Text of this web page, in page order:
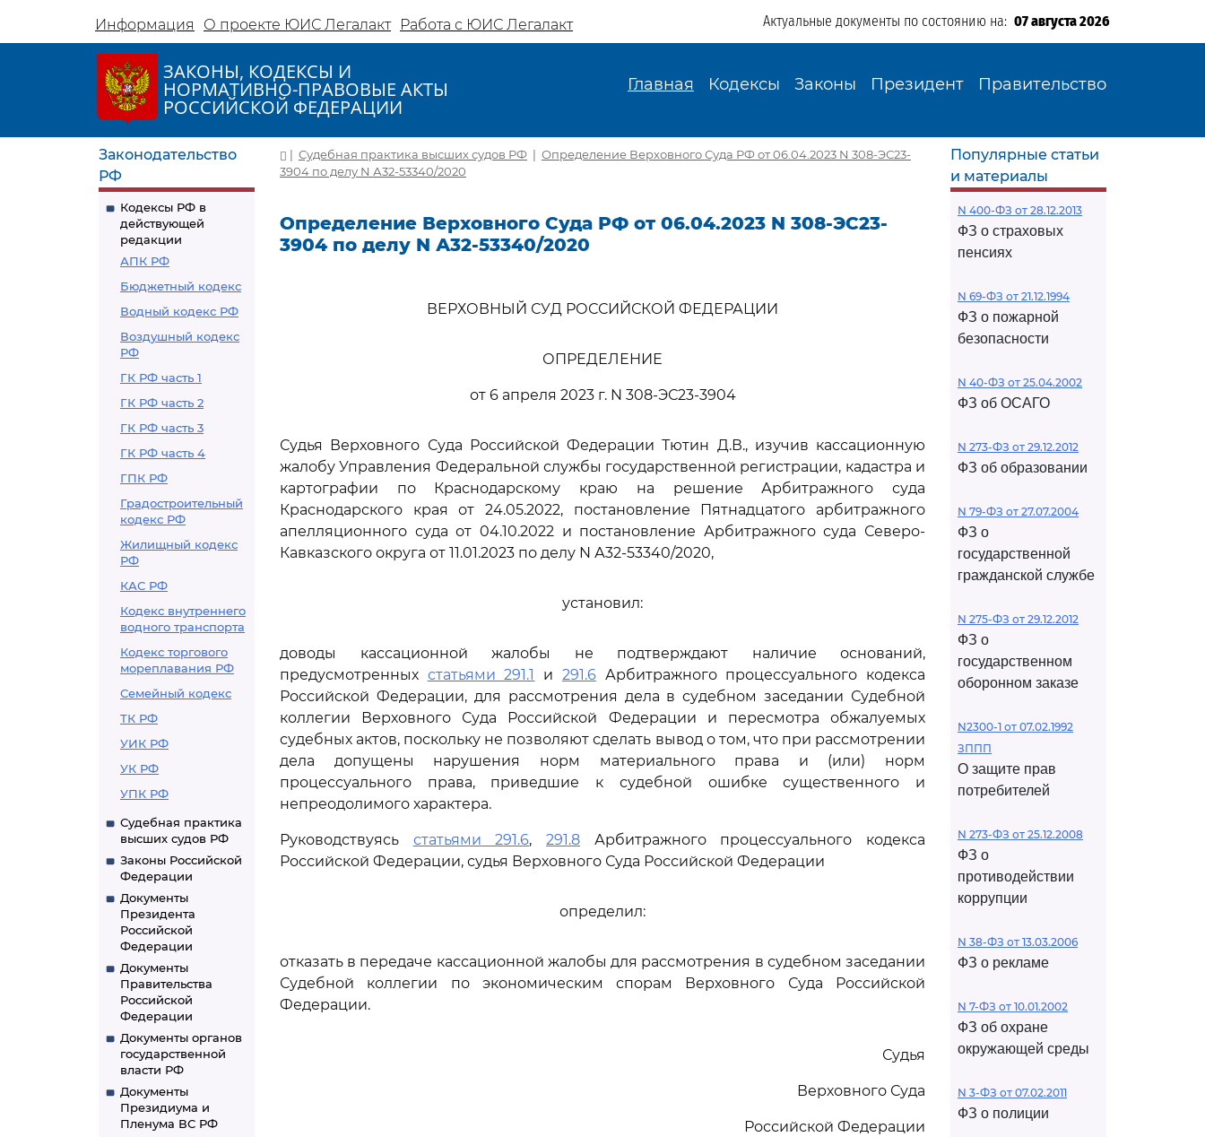
Информация О проекте ЮИС Легалакт Работа с ЮИС Легалакт Актуальные документы по состоянию на: 07 августа 2026
ЗАКОНЫ, КОДЕКСЫ И
НОРМАТИВНО-ПРАВОВЫЕ АКТЫ
РОССИЙСКОЙ ФЕДЕРАЦИИ
Главная Кодексы Законы Президент Правительство
Законодательство
РФ
Кодексы РФ в
действующей
редакции
АПК РФ
Бюджетный кодекс
Водный кодекс РФ
Воздушный кодекс
РФ
ГК РФ часть 1
ГК РФ часть 2
ГК РФ часть 3
ГК РФ часть 4
ГПК РФ
Градостроительный
кодекс РФ
Жилищный кодекс
РФ
КАС РФ
Кодекс внутреннего
водного транспорта
Кодекс торгового
мореплавания РФ
Семейный кодекс
ТК РФ
УИК РФ
УК РФ
УПК РФ
Судебная практика
высших судов РФ
Законы Российской
Федерации
Документы
Президента
Российской
Федерации
Документы
Правительства
Российской
Федерации
Документы органов
государственной
власти РФ
Документы
Президиума и
Пленума ВС РФ
| Судебная практика высших судов РФ | Определение Верховного Суда РФ от 06.04.2023 N 308-ЭС23-
3904 по делу N А32-53340/2020
Определение Верховного Суда РФ от 06.04.2023 N 308-ЭС23-
3904 по делу N А32-53340/2020
ВЕРХОВНЫЙ СУД РОССИЙСКОЙ ФЕДЕРАЦИИ
ОПРЕДЕЛЕНИЕ
от 6 апреля 2023 г. N 308-ЭС23-3904
Судья Верховного Суда Российской Федерации Тютин Д.В., изучив кассационную
жалобу Управления Федеральной службы государственной регистрации, кадастра и
картографии по Краснодарскому краю на решение Арбитражного суда
Краснодарского края от 24.05.2022, постановление Пятнадцатого арбитражного
апелляционного суда от 04.10.2022 и постановление Арбитражного суда Северо-
Кавказского округа от 11.01.2023 по делу N А32-53340/2020,
установил:
доводы кассационной жалобы не подтверждают наличие оснований,
предусмотренных статьями 291.1 и 291.6Арбитражного процессуального кодекса
Российской Федерации, для рассмотрения дела в судебном заседании Судебной
коллегии Верховного Суда Российской Федерации и пересмотра обжалуемых
судебных актов, поскольку не позволяют сделать вывод о том, что при рассмотрении
дела допущены нарушения норм материального права и (или) норм
процессуального права, приведшие к судебной ошибке существенного и
непреодолимого характера.
Руководствуясь статьями 291.6,291.8 Арбитражного процессуального кодекса
Российской Федерации, судья Верховного Суда Российской Федерации
определил:
отказать в передаче кассационной жалобы для рассмотрения в судебном заседании
Судебной коллегии по экономическим спорам Верховного Суда Российской
Федерации.
Судья
Верховного Суда
Российской Федерации
Популярные статьи
и материалы
N 400-ФЗ от 28.12.2013
ФЗ о страховых
пенсиях
N 69-ФЗ от 21.12.1994
ФЗ о пожарной
безопасности
N 40-ФЗ от 25.04.2002
ФЗ об ОСАГО
N 273-ФЗ от 29.12.2012
ФЗ об образовании
N 79-ФЗ от 27.07.2004
ФЗ о
государственной
гражданской службе
N 275-ФЗ от 29.12.2012
ФЗ о
государственном
оборонном заказе
N2300-1 от 07.02.1992
ЗППП
О защите прав
потребителей
N 273-ФЗ от 25.12.2008
ФЗ о
противодействии
коррупции
N 38-ФЗ от 13.03.2006
ФЗ о рекламе
N 7-ФЗ от 10.01.2002
ФЗ об охране
окружающей среды
N 3-ФЗ от 07.02.2011
ФЗ о полиции